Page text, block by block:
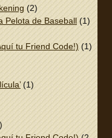
(2)
Pelota de Baseball (1)
tu Friend Code!) (1)
(1)